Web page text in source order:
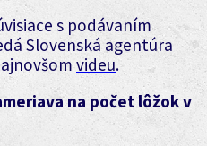
s podávaním
Slovenská agentúra
videu.
na počet lôžok v